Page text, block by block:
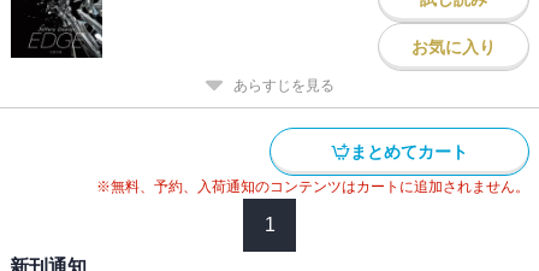
お気に入り
あらすじを見る
まとめてカート
※無料、予約、入荷通知のコンテンツはカートに追加されません。
1
新刊通知